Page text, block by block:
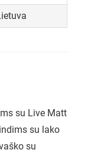
su Live Matt
su lako
su